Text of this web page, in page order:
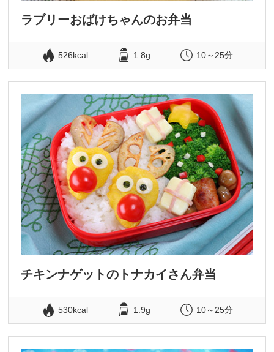
ラブリーおばけちゃんのお弁当
526kcal 1.8g 10～25分
チキンナゲットのトナカイさん弁当
530kcal 1.9g 10～25分